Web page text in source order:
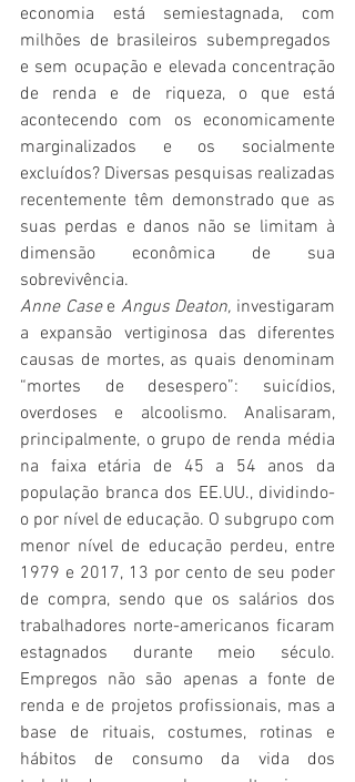
economia está semiestagnada, com
milhões de brasileiros subempregados
e sem ocupação e elevada concentração
de renda e de riqueza, o que está
acontecendo com os economicamente
marginalizados e os socialmente
excluídos? Diversas pesquisas realizadas
recentemente têm demonstrado que as
suas perdas e danos não se limitam à
dimensão econômica de sua
sobrevivência.
Anne Case e Angus Deaton, investigaram
a expansão vertiginosa das diferentes
causas de mortes, as quais denominam
“mortes de desespero”: suicídios,
overdoses e alcoolismo. Analisaram,
principalmente, o grupo de renda média
na faixa etária de 45 a 54 anos da
população branca dos EE.UU., dividindo-
o por nível de educação. O subgrupo com
menor nível de educação perdeu, entre
1979 e 2017, 13 por cento de seu poder
de compra, sendo que os salários dos
trabalhadores norte-americanos ficaram
estagnados durante meio século.
Empregos não são apenas a fonte de
renda e de projetos profissionais, mas a
base de rituais, costumes, rotinas e
hábitos de consumo da vida dos